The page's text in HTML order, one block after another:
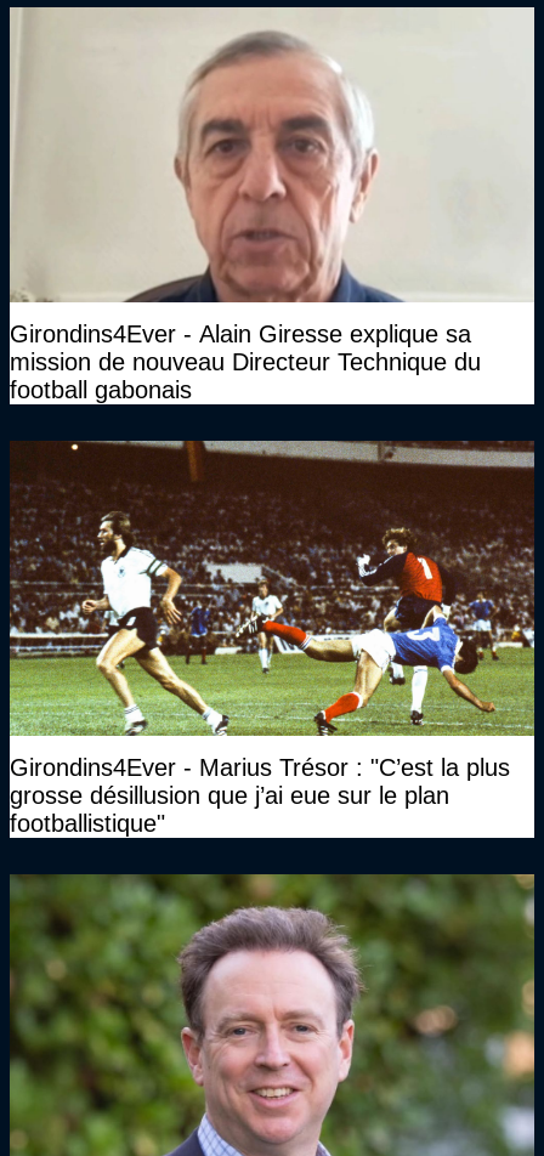
Girondins4Ever - Alain Giresse explique sa
mission de nouveau Directeur Technique du
football gabonais
Girondins4Ever - Marius Trésor : "C’est la plus
grosse désillusion que j’ai eue sur le plan
footballistique"